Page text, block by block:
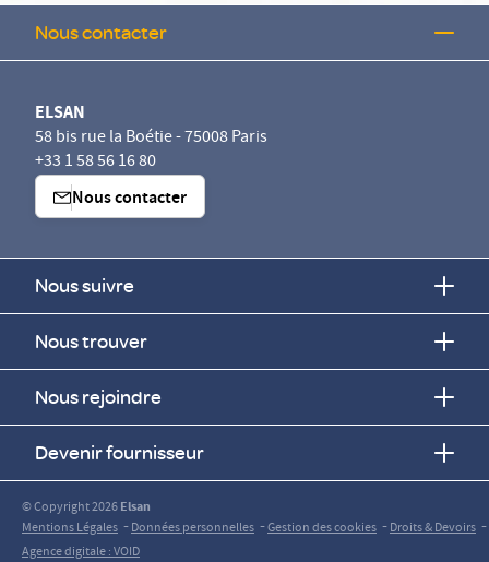
Nous contacter
ELSAN
58 bis rue la Boétie - 75008 Paris
+33 1 58 56 16 80
Nous contacter
Nous suivre
Nous trouver
Nous rejoindre
Devenir fournisseur
© Copyright 2026Elsan
Mentions Légales -Données personnelles -Gestion des cookies -Droits & Devoirs -
Agence digitale : VOID